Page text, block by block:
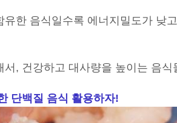
한 음식일수록 에너지밀도가 낮
서, 건강하고 대사량을 높이는 음식
단백질 음식 활용하자!